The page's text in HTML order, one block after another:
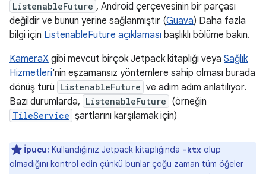
ListenableFuture , Android çerçevesinin bir parçası
değildir ve bunun yerine sağlanmıştır (Guava) Daha fazla
bilgi için ListenableFuture açıklaması başlıklı bölüme bakın.
KameraX gibi mevcut birçok Jetpack kitaplığı veya Sağlık
Hizmetleri'nin eşzamansız yöntemlere sahip olması burada
dönüş türü ListenableFuture ve adım adım anlatılıyor.
Bazı durumlarda, ListenableFuture (örneğin
TileService şartlarını karşılamak için)
İpucu: Kullandığınız Jetpack kitaplığında -ktx olup
olmadığını kontrol edin çünkü bunlar çoğu zaman tüm öğeler